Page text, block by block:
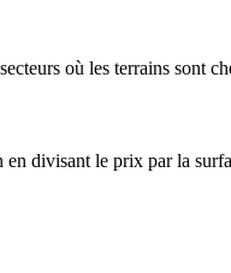
où les terrains sont
divisant le prix par la